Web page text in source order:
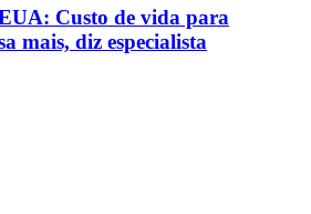
Custo de vida para
mais, diz especialista